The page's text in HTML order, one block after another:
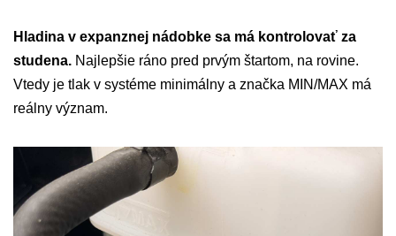
Hladina v expanznej nádobke sa má kontrolovať za
studena. Najlepšie ráno pred prvým štartom, na rovine.
Vtedy je tlak v systéme minimálny a značka MIN/MAX má
reálny význam.